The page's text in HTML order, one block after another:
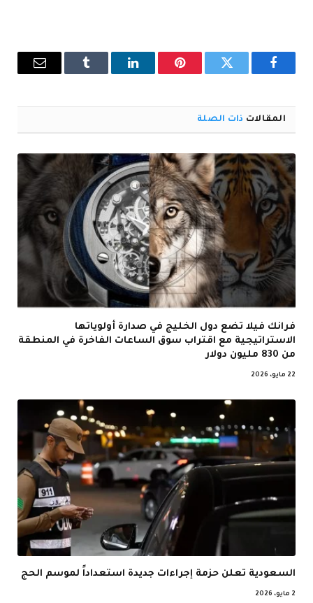
فيسبوك تويتر بينتيريستلينكدإن Tumblr
البريد
المقالات ذات الصلة
فرانك فيلا تضع دول الخليج في صدارة أولوياتها
الاستراتيجية مع اقتراب سوق الساعات الفاخرة في المنطقة
من 830 مليون دولار
22 مايو، 2026
السعودية تعلن حزمة إجراءات جديدة استعداداً لموسم الحج
2 مايو، 2026